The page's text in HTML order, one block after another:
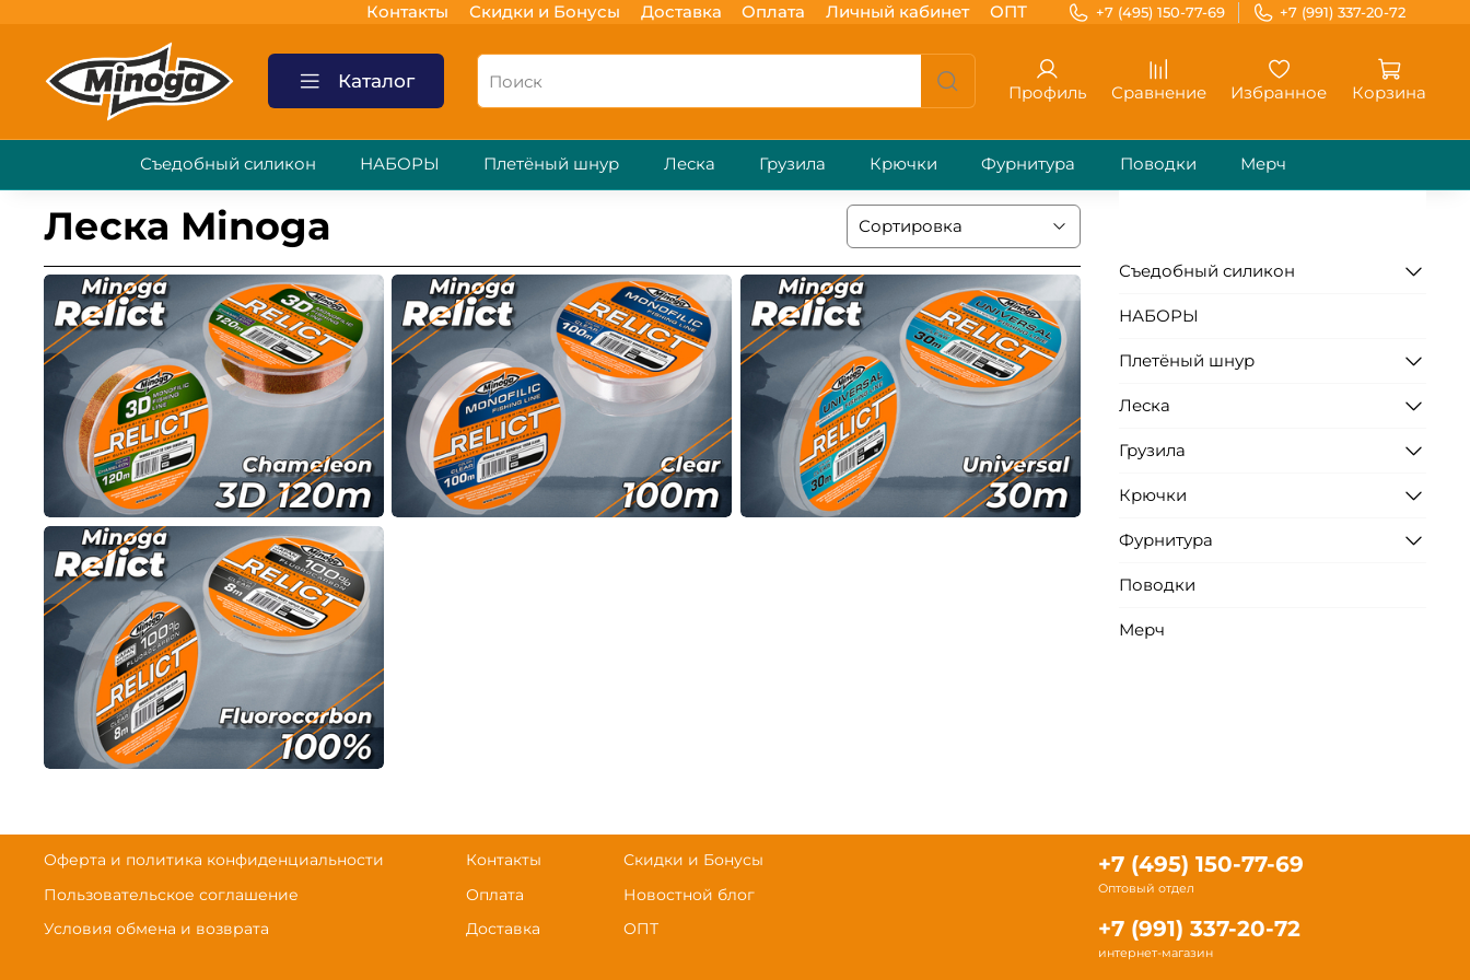
Контакты Скидки и Бонусы Доставка Оплата Личный кабинет ОПТ +7 (495) 150-77-69 +7 (991) 337-20-72
Каталог
Профиль Сравнение Избранное Корзина
Съедобный силикон НАБОРЫ Плетёный шнур Леска Грузила Крючки Фурнитура Поводки Мерч
Леска Minoga
Съедобный силикон
НАБОРЫ
Плетёный шнур
Леска
Грузила
Крючки
Фурнитура
Поводки
Мерч
Оферта и политика конфиденциальности
Пользовательское соглашение
Условия обмена и возврата
Контакты
Оплата
Доставка
Скидки и Бонусы
Новостной блог
ОПТ
+7 (495) 150-77-69
Оптовый отдел
+7 (991) 337-20-72
интернет-магазин